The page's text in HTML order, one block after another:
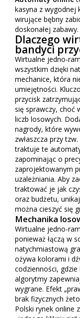
kasyna z wygodnej
wirujące bębny
doskonałej zabawy.
Dlaczego
bandyci
Wirtualne jedno-
wszystkim dzięki
mechanice, która
umiejętności.
przycisk
się sprawczy, choć
liczb losowych.
nagrody, które
zwłaszcza przy
traktuje te
zapominając o
zaprojektowanym
uzależniania. Aby
traktować je jak
oraz budżetu,
można cieszyć się
Mechanika
Wirtualne jedno-
ponieważ łączą w
natychmiastową
ożywa kolorami i
codzienności, gdzie
algorytmy
wygrane. Efekt
brak fizycznych
Polski rynek online